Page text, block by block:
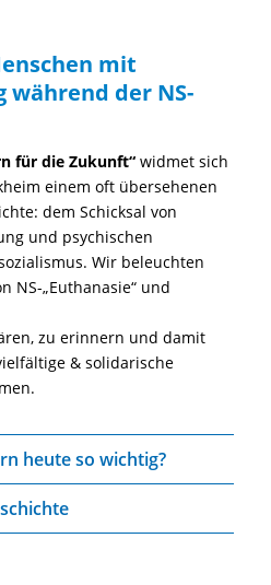
mit
der NS-
für die Zukunft“widmet sich
einem oft übersehenen
dem Schicksal von
und psychischen
Wir beleuchten
NS-„Euthanasie“ und
zu erinnern und damit
& solidarische
heute so wichtig?